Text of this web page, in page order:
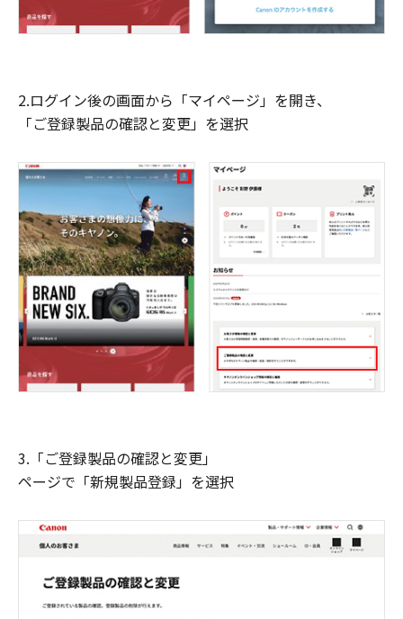
2.ログイン後の画面から「マイページ」を開き、
「ご登録製品の確認と変更」を選択
3.「ご登録製品の確認と変更」
ページで「新規製品登録」を選択